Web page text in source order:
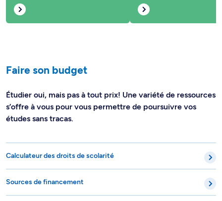
Faire son budget
Étudier oui, mais pas à tout prix! Une variété de ressources
s’offre à vous pour vous permettre de poursuivre vos
études sans tracas.
Calculateur des droits de scolarité
Sources de financement